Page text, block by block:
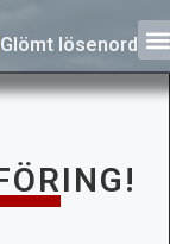
Glömt lösenord